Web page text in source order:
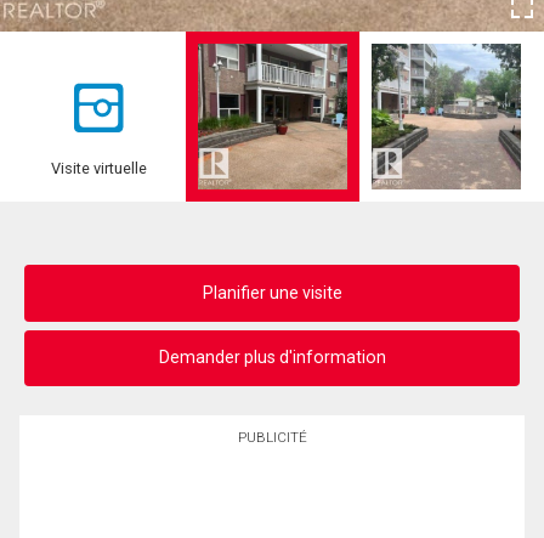
Visite virtuelle
Planifier une visite
Demander plus d'information
PUBLICITÉ